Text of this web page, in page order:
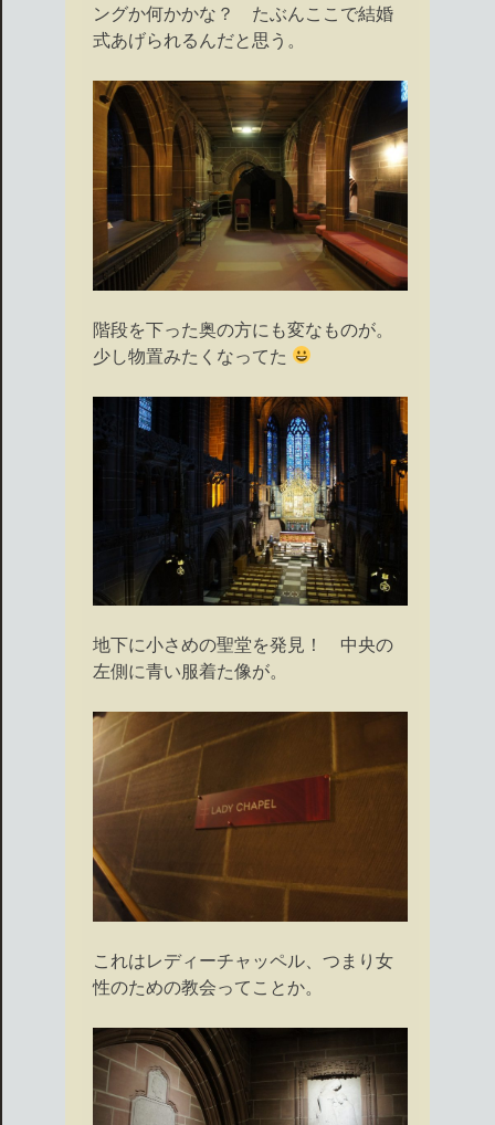
ングか何かかな？ たぶんここで結婚
式あげられるんだと思う。
階段を下った奥の方にも変なものが。
少し物置みたくなってた
地下に小さめの聖堂を発見！ 中央の
左側に青い服着た像が。
これはレディーチャッペル、つまり女
性のための教会ってことか。